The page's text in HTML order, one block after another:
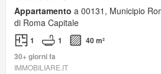
Appartamento a 00131, Municipio
di Roma Capitale
1 1
40 m²
30+ giorni fa
IMMOBILIARE.IT